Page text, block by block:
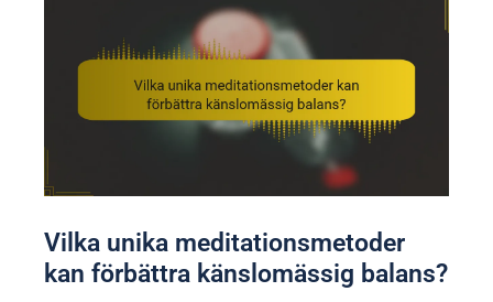
Vilka unika meditationsmetoder
kan förbättra känslomässig balans?